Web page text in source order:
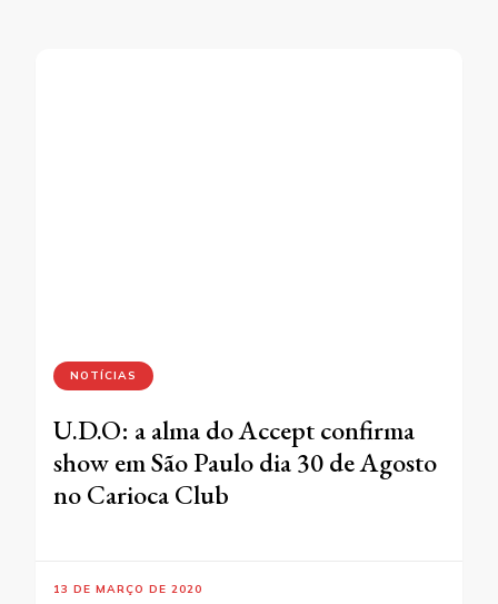
NOTÍCIAS
U.D.O: a alma do Accept confirma
show em São Paulo dia 30 de Agosto
no Carioca Club
13 DE MARÇO DE 2020